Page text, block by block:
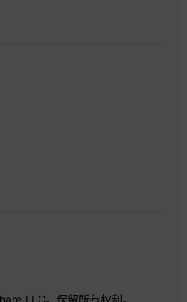
LLC。保留所有权利。.